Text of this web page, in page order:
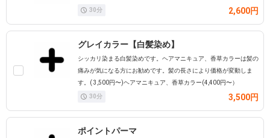
30分 2,600円
グレイカラー【白髪染め】
シッカリ染まる白髪染めです。ヘアマニキュア、香草カラーは髪の
痛みが気になる方にお勧めです。髪の長さにより価格が変動しま
す。( 3,500円〜)ヘアマニキュア、香草カラー(4,400円〜）
30分 3,500円
ポイントパーマ